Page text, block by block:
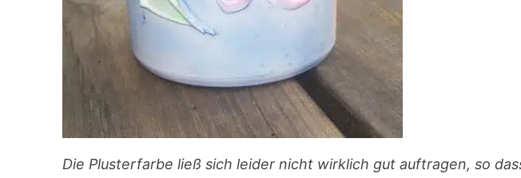
Die Plusterfarbe ließ sich leider nicht wirklich gut auftragen, so